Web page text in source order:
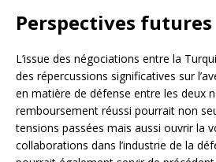
Perspectives futures
L’issue des négociations entre la
des répercussions significatives sur
en matière de défense entre les deux
remboursement réussi pourrait non
tensions passées mais aussi ouvrir la
collaborations dans l’industrie de la